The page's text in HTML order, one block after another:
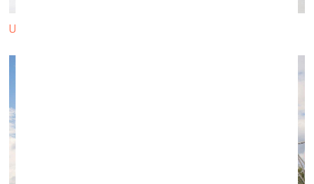
Una Meistere un Daiga Rudzāte